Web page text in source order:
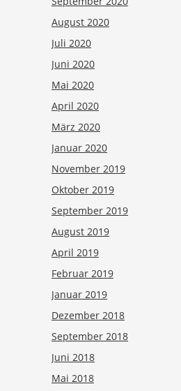
August 2020
Juli 2020
Juni 2020
Mai 2020
April 2020
März 2020
Januar 2020
November 2019
Oktober 2019
September 2019
August 2019
April 2019
Februar 2019
Januar 2019
Dezember 2018
September 2018
Juni 2018
Mai 2018